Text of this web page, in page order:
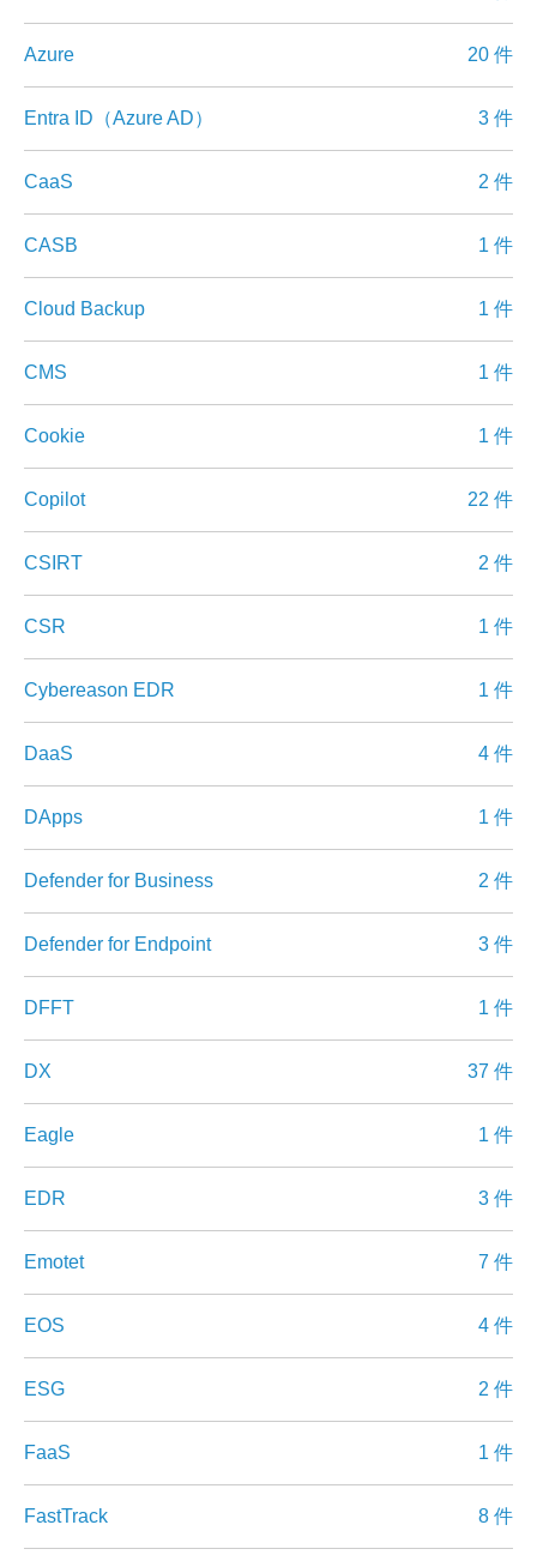
Azure 20 件
Entra ID（Azure AD） 3 件
CaaS 2 件
CASB 1 件
Cloud Backup 1 件
CMS 1 件
Cookie 1 件
Copilot 22 件
CSIRT 2 件
CSR 1 件
Cybereason EDR 1 件
DaaS 4 件
DApps 1 件
Defender for Business 2 件
Defender for Endpoint 3 件
DFFT 1 件
DX 37 件
Eagle 1 件
EDR 3 件
Emotet 7 件
EOS 4 件
ESG 2 件
FaaS 1 件
FastTrack 8 件